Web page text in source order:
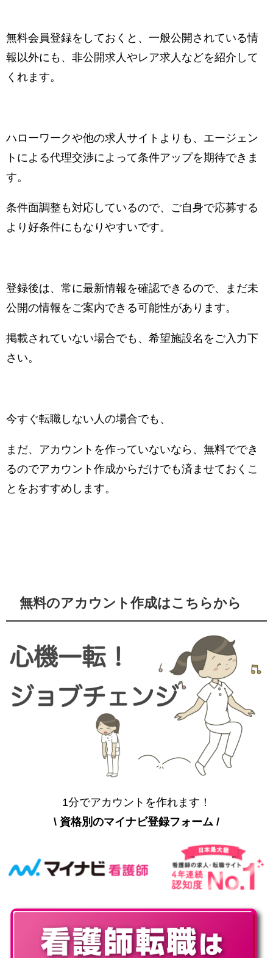
無料会員登録をしておくと、一般公開されている情
報以外にも、非公開求人やレア求人などを紹介して
くれます。
ハローワークや他の求人サイトよりも、エージェン
トによる代理交渉によって条件アップを期待できま
す。
条件面調整も対応しているので、ご自身で応募する
より好条件にもなりやすいです。
登録後は、常に最新情報を確認できるので、まだ未
公開の情報をご案内できる可能性があります。
掲載されていない場合でも、希望施設名をご入力下
さい。
今すぐ転職しない人の場合でも、
まだ、アカウントを作っていないなら、無料ででき
るのでアカウント作成からだけでも済ませておくこ
とをおすすめします。
無料のアカウント作成はこちらから
1分でアカウントを作れます！
\ 資格別のマイナビ登録フォーム /